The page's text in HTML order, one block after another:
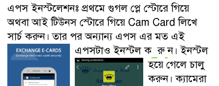
এপস ইনস্টলেশনঃ প্রথমে গুগল প্লে স্টোরে গিয়ে
অথবা আই টিউনস স্টোরে গিয়ে Cam Card লিখে
সার্চ করুন। তার পর অন্যান্য এপস এর মত এই
এপসটাও ইনস্টল ক রু ন। ইনস্টল
হয়ে গেলে চালু
করুন। ক্যামেরা